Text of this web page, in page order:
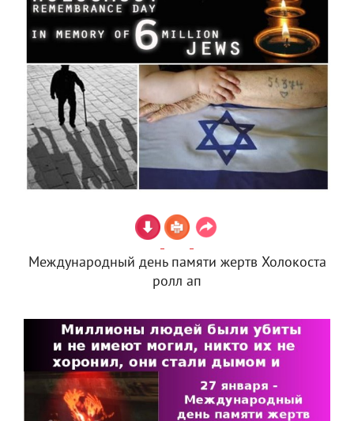
Международный день памяти жертв Холокоста
ролл ап